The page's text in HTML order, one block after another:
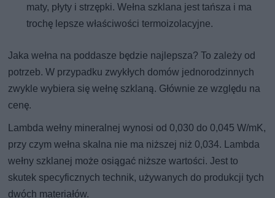
maty, płyty i strzępki. Wełna szklana jest tańsza i ma
trochę lepsze właściwości termoizolacyjne.
Jaka wełna na poddasze będzie najlepsza? To zależy od
potrzeb. W przypadku zwykłych domów jednorodzinnych
zwykle wybiera się wełnę szklaną. Głównie ze względu na
cenę.
Lambda wełny mineralnej wynosi od 0,030 do 0,045 W/mK,
przy czym wełna skalna nie ma niższej niż 0,034. Lambda
wełny szklanej może osiągać niższe wartości. Jest to
skutek specyficznych technik, używanych do produkcji tych
dwóch materiałów.